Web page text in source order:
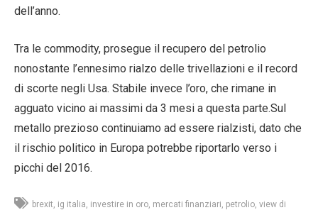
dell’anno.
Tra le commodity, prosegue il recupero del petrolio
nonostante l’ennesimo rialzo delle trivellazioni e il record
di scorte negli Usa. Stabile invece l’oro, che rimane in
agguato vicino ai massimi da 3 mesi a questa parte.Sul
metallo prezioso continuiamo ad essere rialzisti, dato che
il rischio politico in Europa potrebbe riportarlo verso i
picchi del 2016.
brexit ig italia investire in oro mercati finanziari petrolio view di